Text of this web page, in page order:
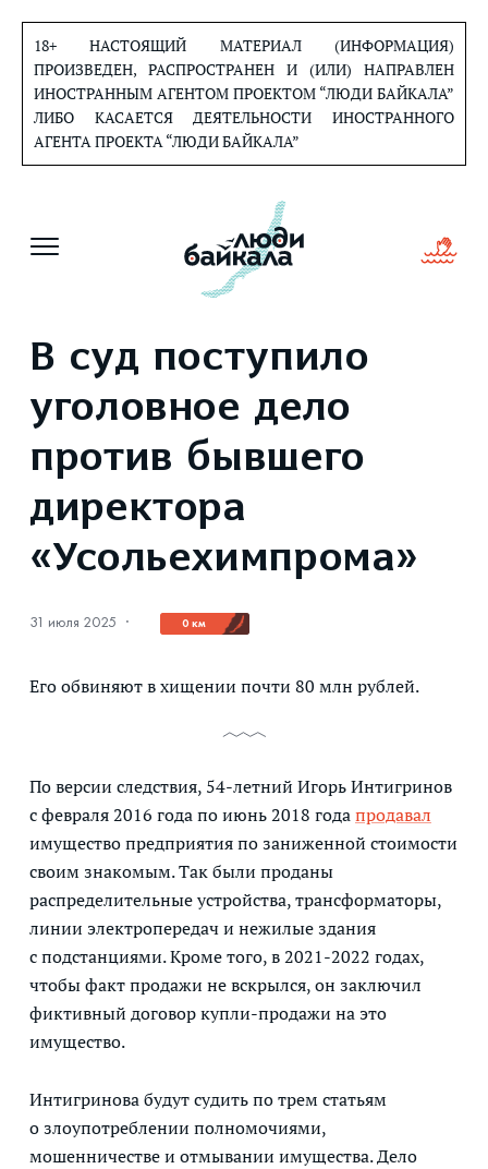
содержанию
18+ НАСТОЯЩИЙ МАТЕРИАЛ (ИНФОРМАЦИЯ)
ПРОИЗВЕДЕН, РАСПРОСТРАНЕН И (ИЛИ) НАПРАВЛЕН
ИНОСТРАННЫМ АГЕНТОМ ПРОЕКТОМ “ЛЮДИ БАЙКАЛА”
ЛИБО КАСАЕТСЯ ДЕЯТЕЛЬНОСТИ ИНОСТРАННОГО
АГЕНТА ПРОЕКТА “ЛЮДИ БАЙКАЛА”
В суд поступило
уголовное дело
против бывшего
директора
«Усольехимпрома»
31 июля 2025 · 0 км
Его обвиняют в хищении почти 80 млн рублей.
По версии следствия, 54-летний Игорь Интигринов
с февраля 2016 года по июнь 2018 годапродавал
имущество предприятия по заниженной стоимости
своим знакомым. Так были проданы
распределительные устройства, трансформаторы,
линии электропередач и нежилые здания
с подстанциями. Кроме того, в 2021-2022 годах,
чтобы факт продажи не вскрылся, он заключил
фиктивный договор купли-продажи на это
имущество.
Интигринова будут судить по трем статьям
о злоупотреблении полномочиями,
мошенничестве и отмывании имущества. Дело